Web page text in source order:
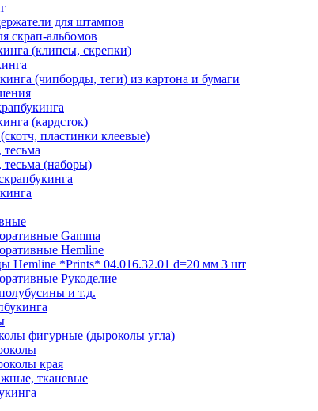
для штампов
скрап-альбомов
(клипсы, скрепки)
(чипборды, теги) из картона и бумаги
(кардсток)
пластинки клеевые)
тесьма
тесьма (наборы)
Gamma
Hemline
Hemline *Prints* 04.016.32.01 d=20 мм 3 шт
Рукоделие
и т.д.
фигурные (дыроколы угла)
края
тканевые